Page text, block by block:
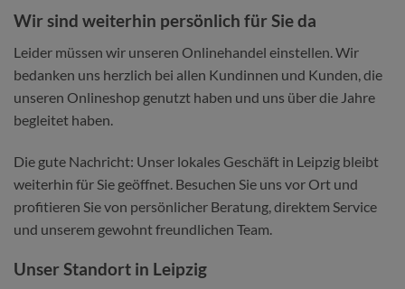
Wir sind weiterhin persönlich für Sie da
Leider müssen wir unseren Onlinehandel einstellen. Wir
bedanken uns herzlich bei allen Kundinnen und Kunden, die
unseren Onlineshop genutzt haben und uns über die Jahre
begleitet haben.
Die gute Nachricht: Unser lokales Geschäft in Leipzig bleibt
weiterhin für Sie geöffnet. Besuchen Sie uns vor Ort und
profitieren Sie von persönlicher Beratung, direktem Service
und unserem gewohnt freundlichen Team.
Unser Standort in Leipzig